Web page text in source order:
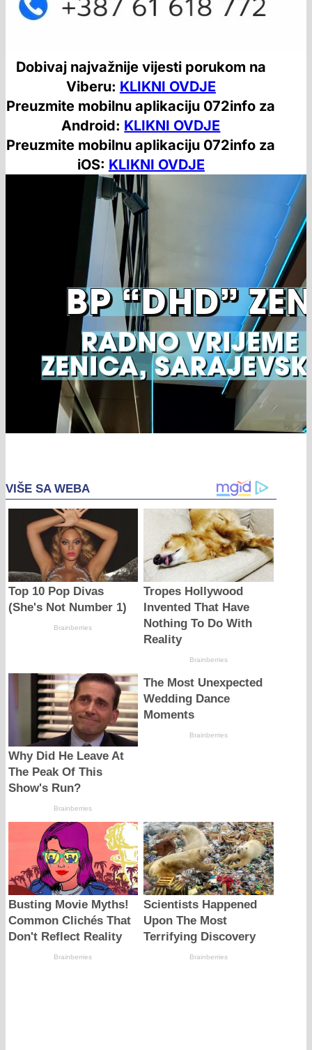
Dobivaj najvažnije vijesti porukom na
Viberu: KLIKNI OVDJE
Preuzmite mobilnu aplikaciju 072info za
Android: KLIKNI OVDJE
Preuzmite mobilnu aplikaciju 072info za
iOS: KLIKNI OVDJE